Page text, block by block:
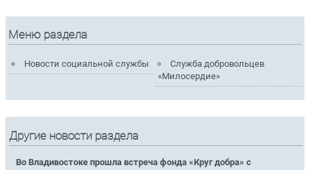
Меню раздела
Новости социальной службы
Служба добровольцев
«Милосердие»
Другие новости раздела
Во Владивостоке прошла встреча фонда «Круг добра» с